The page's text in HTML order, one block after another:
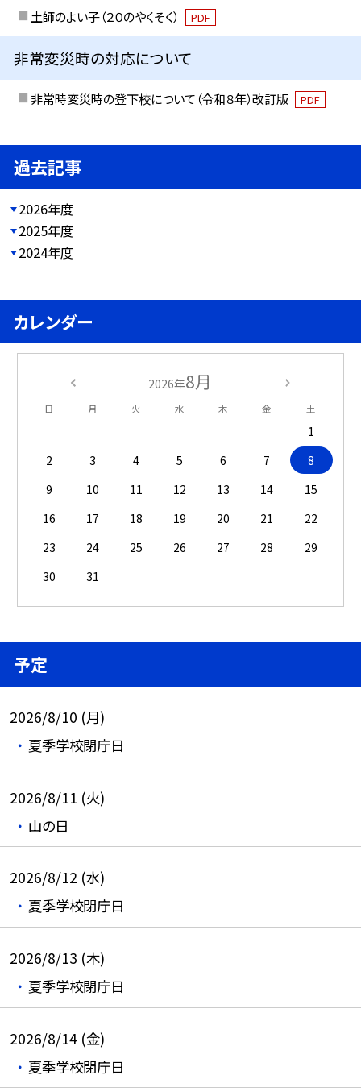
土師のよい子（２０のやくそく） PDF
非常変災時の対応について
非常時変災時の登下校について（令和８年）改訂版 PDF
過去記事
2026年度
2025年度
2024年度
カレンダー
2026年8月
日 月 火 水 木 金 土
1
2
3 4 5 6 7
8
9
10 11 12 13 14
15
16
17 18 19 20 21
22
23
24 25 26 27 28
29
30
31
予定
2026/8/10 (月)
夏季学校閉庁日
2026/8/11 (火)
山の日
2026/8/12 (水)
夏季学校閉庁日
2026/8/13 (木)
夏季学校閉庁日
2026/8/14 (金)
夏季学校閉庁日